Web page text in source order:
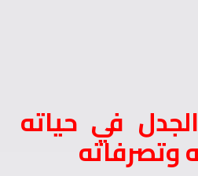
في حياته